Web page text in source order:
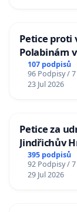
Petice proti
Polabinám
107 podpisů
96 Podpisy /
23 Jul 2026
Petice za
Jindřichův
395 podpisů
92 Podpisy /
29 Jul 2026